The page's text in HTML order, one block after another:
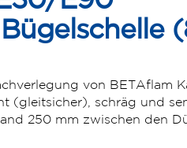
von BETAflam
(gleitsicher), schräg und
250 mm zwischen den